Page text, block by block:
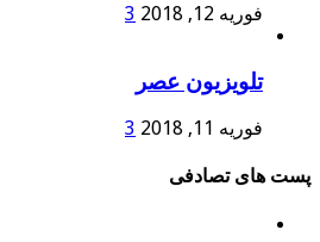
فوریه 12, 2018 3
تلویزیون عصر
فوریه 11, 2018 3
پست های تصادفی